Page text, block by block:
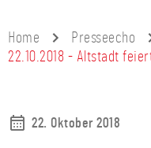
Home
Presseecho
22.10.2018 - Altstadt
22. Oktober 2018